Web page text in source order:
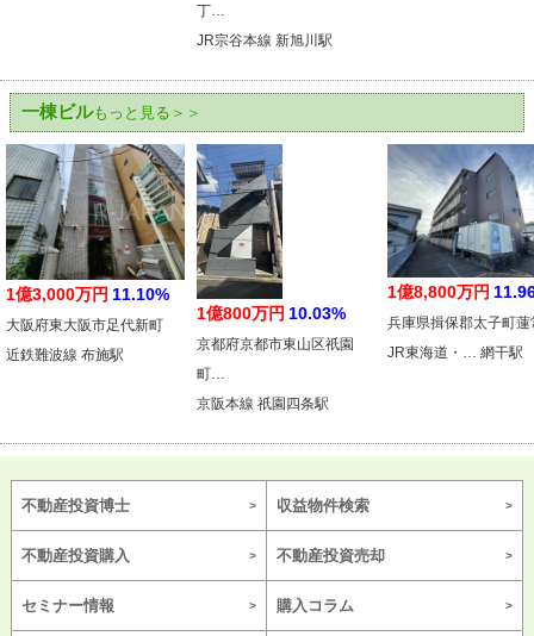
丁…
JR宗谷本線 新旭川駅
一棟ビルもっと見る＞＞
1億3,000万円 11.10%
大阪府東大阪市足代新町
近鉄難波線 布施駅
1億800万円 10.03%
京都府京都市東山区祇園
町…
京阪本線 祇園四条駅
1億8,800万円
兵庫県揖保郡太子町蓮
JR東海道・… 網干駅
不動産投資博士 収益物件検索
不動産投資購入 不動産投資売却
セミナー情報 購入コラム